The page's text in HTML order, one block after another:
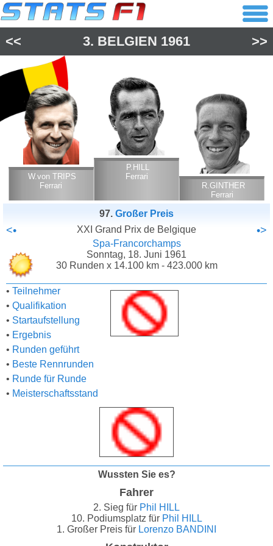
<< 3. BELGIEN 1961 >>
W.von TRIPS
Ferrari
P.HILL
Ferrari
R.GINTHER
Ferrari
97. Großer Preis
<• XXI Grand Prix de Belgique •>
Spa-Francorchamps
Sonntag, 18. Juni 1961
30 Runden x 14.100 km - 423.000 km
• Teilnehmer
• Qualifikation
• Startaufstellung
• Ergebnis
• Runden geführt
• Beste Rennrunden
• Runde für Runde
• Meisterschaftsstand
Wussten Sie es?
Fahrer
2. Sieg für Phil HILL
10. Podiumsplatz für Phil HILL
1. Großer Preis für Lorenzo BANDINI